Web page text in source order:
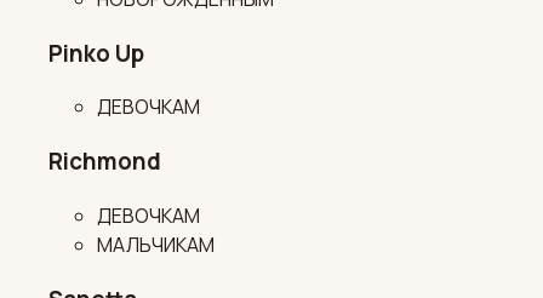
Pinko Up
ДЕВОЧКАМ
Richmond
ДЕВОЧКАМ
МАЛЬЧИКАМ